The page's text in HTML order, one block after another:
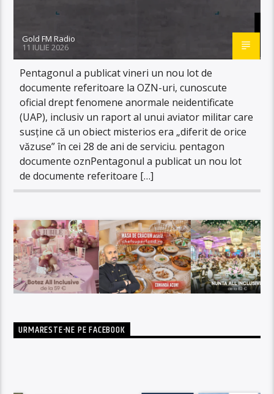
Gold FM Radio
11 IULIE 2026
Pentagonul a publicat vineri un nou lot de
documente referitoare la OZN-uri, cunoscute
oficial drept fenomene anormale neidentificate
(UAP), inclusiv un raport al unui aviator militar care
susține că un obiect misterios era „diferit de orice
văzuse” în cei 28 de ani de serviciu. pentagon
documente oznPentagonul a publicat un nou lot
de documente referitoare […]
URMARESTE-NE PE FACEBOOK